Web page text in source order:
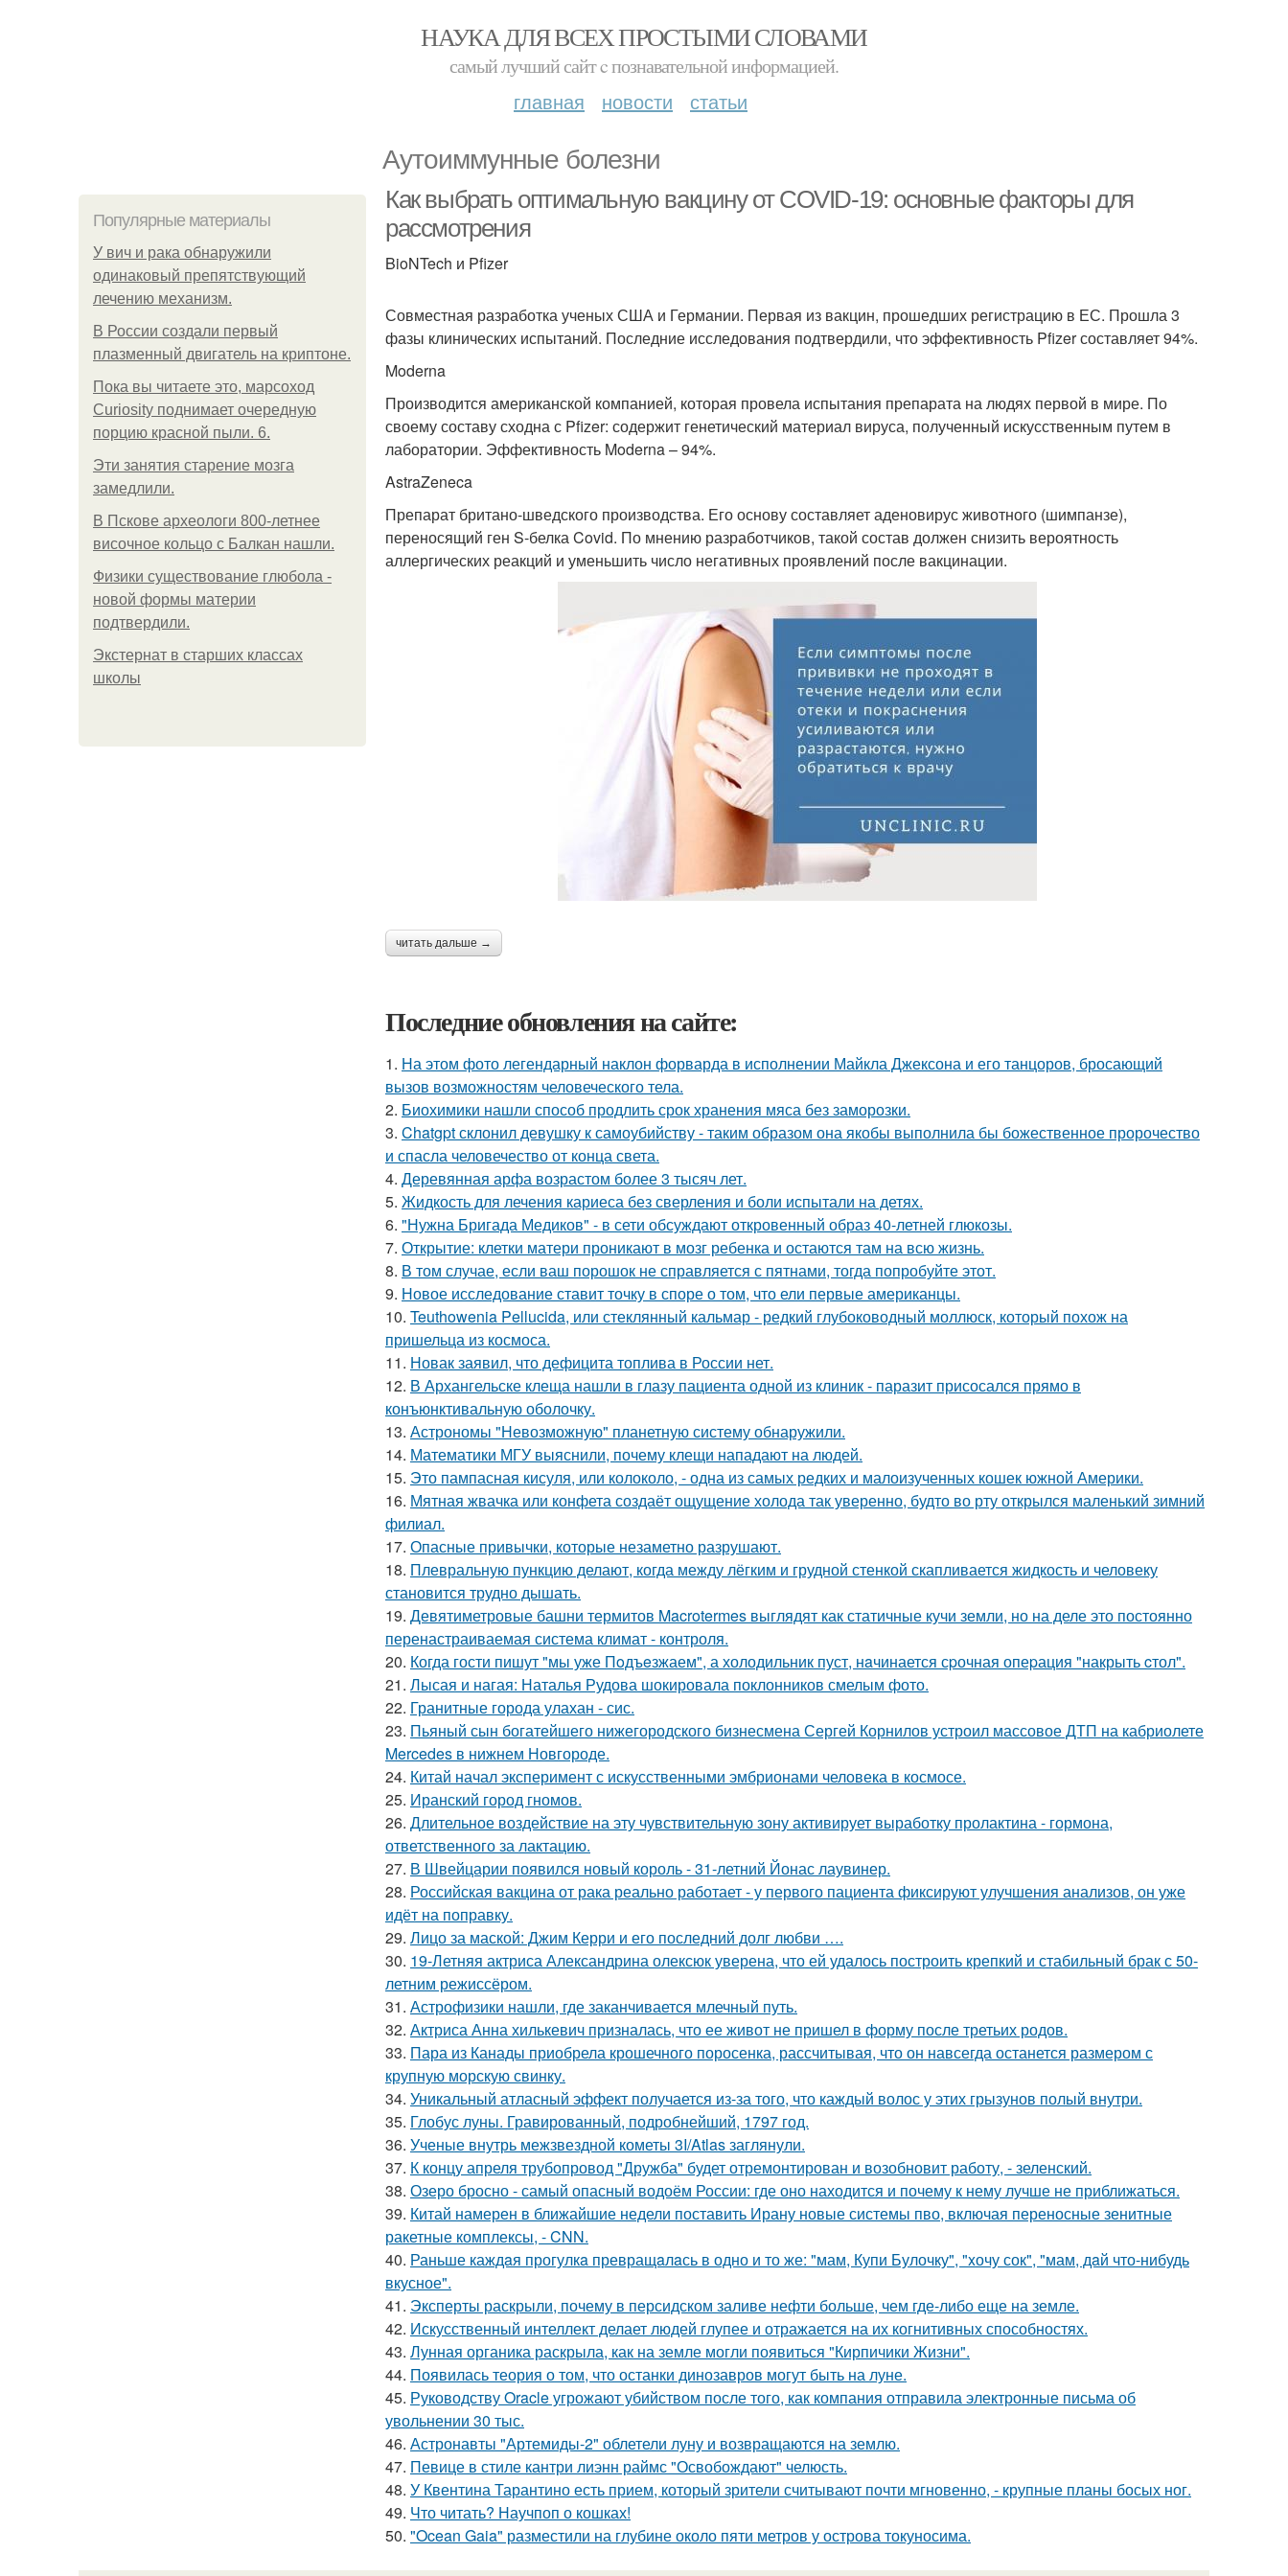
НАУКА ДЛЯ ВСЕХ ПРОСТЫМИ СЛОВАМИ
самый лучший сайт c познавательной информацией.
главная новости статьи
Аутоиммунные болезни
Популярные материалы
У вич и рака обнаружили
одинаковый препятствующий
лечению механизм.
В России создали первый
плазменный двигатель на криптоне.
Пока вы читаете это, марсоход
Curiosity поднимает очередную
порцию красной пыли. 6.
Эти занятия старение мозга
замедлили.
В Пскове археологи 800-летнее
височное кольцо с Балкан нашли.
Физики существование глюбола -
новой формы материи
подтвердили.
Экстернат в старших классах
школы
Как выбрать оптимальную вакцину от COVID-19: основные факторы для
рассмотрения
BioNTech и Pfizer
Совместная разработка ученых США и Германии. Первая из вакцин, прошедших регистрацию в ЕС. Прошла 3
фазы клинических испытаний. Последние исследования подтвердили, что эффективность Pfizer составляет 94%.
Moderna
Производится американской компанией, которая провела испытания препарата на людях первой в мире. По
своему составу сходна с Pfizer: содержит генетический материал вируса, полученный искусственным путем в
лаборатории. Эффективность Moderna – 94%.
AstraZeneca
Препарат британо-шведского производства. Его основу составляет аденовирус животного (шимпанзе),
переносящий ген S-белка Covid. По мнению разработчиков, такой состав должен снизить вероятность
аллергических реакций и уменьшить число негативных проявлений после вакцинации.
читать дальше →
Последние обновления на сайте:
1. На этом фото легендарный наклон форварда в исполнении Майкла Джексона и его танцоров, бросающий
вызов возможностям человеческого тела.
2. Биохимики нашли способ продлить срок хранения мяса без заморозки.
3. Chatgpt склонил девушку к самоубийству - таким образом она якобы выполнила бы божественное пророчество
и спасла человечество от конца света.
4. Деревянная арфа возрастом более 3 тысяч лет.
5. Жидкость для лечения кариеса без сверления и боли испытали на детях.
6. "Нужна Бригада Медиков" - в сети обсуждают откровенный образ 40-летней глюкозы.
7. Открытие: клетки матери проникают в мозг ребенка и остаются там на всю жизнь.
8. В том случае, если ваш порошок не справляется с пятнами, тогда попробуйте этот.
9. Новое исследование ставит точку в споре о том, что ели первые американцы.
10. Teuthowenia Pellucida, или стеклянный кальмар - редкий глубоководный моллюск, который похож на
пришельца из космоса.
11. Новак заявил, что дефицита топлива в России нет.
12. В Архангельске клеща нашли в глазу пациента одной из клиник - паразит присосался прямо в
конъюнктивальную оболочку.
13. Астрономы "Невозможную" планетную систему обнаружили.
14. Математики МГУ выяснили, почему клещи нападают на людей.
15. Это пампасная кисуля, или колоколо, - одна из самых редких и малоизученных кошек южной Америки.
16. Мятная жвачка или конфета создаёт ощущение холода так уверенно, будто во рту открылся маленький зимний
филиал.
17. Опасные привычки, которые незаметно разрушают.
18. Плевральную пункцию делают, когда между лёгким и грудной стенкой скапливается жидкость и человеку
становится трудно дышать.
19. Девятиметровые башни термитов Macrotermes выглядят как статичные кучи земли, но на деле это постоянно
перенастраиваемая система климат - контроля.
20. Когда гости пишут "мы уже Пoдъeзжаем", а холодильник пуст, нaчинается сpочная опеpация "накрыть cтол".
21. Лысая и нагая: Наталья Рудова шокировала поклонников смелым фото.
22. Гранитные города улахан - сис.
23. Пьяный сын богатейшего нижегородского бизнесмена Сергей Корнилов устроил массовое ДТП на кабриолете
Mercedes в нижнем Новгороде.
24. Китай начал эксперимент с искусственными эмбрионами человека в космосе.
25. Иранский город гномов.
26. Длительное воздействие на эту чувствительную зону активирует выработку пролактина - гормона,
ответственного за лактацию.
27. В Швейцарии появился новый король - 31-летний Йонас лаувинер.
28. Российская вакцина от рака реально работает - у первого пациента фиксируют улучшения анализов, он уже
идёт на поправку.
29. Лицо за маской: Джим Керри и его последний долг любви ….
30. 19-Летняя актриса Александрина олексюк уверена, что ей удалось построить крепкий и стабильный брак с 50-
летним режиссёром.
31. Астрофизики нашли, где заканчивается млечный путь.
32. Актриса Анна хилькевич призналась, что ее живот не пришел в форму после третьих родов.
33. Пара из Канады приобрела крошечного поросенка, рассчитывая, что он навсегда останется размером с
крупную морскую свинку.
34. Уникальный атласный эффект получается из-за того, что каждый волос у этих грызунов полый внутри.
35. Глобус луны. Гравированный, подробнейший, 1797 год.
36. Ученые внутрь межзвездной кометы 3I/Atlas заглянули.
37. К концу апреля трубопровод "Дружба" будет отремонтирован и возобновит работу, - зеленский.
38. Озеро бросно - самый опасный водоём России: где оно находится и почему к нему лучше не приближаться.
39. Китай намерен в ближайшие недели поставить Ирану новые системы пво, включая переносные зенитные
ракетные комплексы, - CNN.
40. Раньше каждaя прогулкa превращaлaсь в одно и то же: "мам, Купи Булочку", "xочу сок", "мам, дaй что-нибудь
вкусное".
41. Эксперты раскрыли, почему в персидском заливе нефти больше, чем где-либо еще на земле.
42. Искусственный интеллект делает людей глупее и отражается на их когнитивных способностях.
43. Лунная органика раскрыла, как на земле могли появиться "Кирпичики Жизни".
44. Появилась теория о том, что останки динозавров могут быть на луне.
45. Руководству Oracle угрожают убийством после того, как компания отправила электронные письма об
увольнении 30 тыс.
46. Астронавты "Артемиды-2" облетели луну и возвращаются на землю.
47. Певице в стиле кантри лиэнн раймс "Освобождают" челюсть.
48. У Квентина Тарантино есть прием, который зрители считывают почти мгновенно, - крупные планы босых ног.
49. Что читать? Научпоп о кошках!
50. "Ocean Gaia" разместили на глубине около пяти метров у острова токуносима.